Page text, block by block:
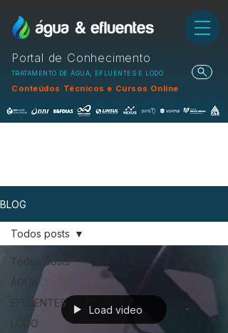
Portal de Conhecimento
TRATAMENTO DE ÁGUA, EFLUENTES E LODO
Conteúdos Técnicos e Cursos Online
BLOG
Todos posts
ÁGUA
EFLUENTES
LODO
Todos posts
Load video